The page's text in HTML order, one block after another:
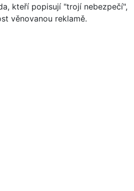
kteří popisují "trojí nebezpečí",
věnovanou reklamě.